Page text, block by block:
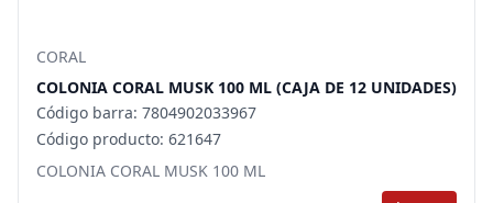
CORAL
COLONIA CORAL MUSK 100 ML (CAJA DE 12 UNIDADES)
Código barra: 7804902033967
Código producto: 621647
COLONIA CORAL MUSK 100 ML